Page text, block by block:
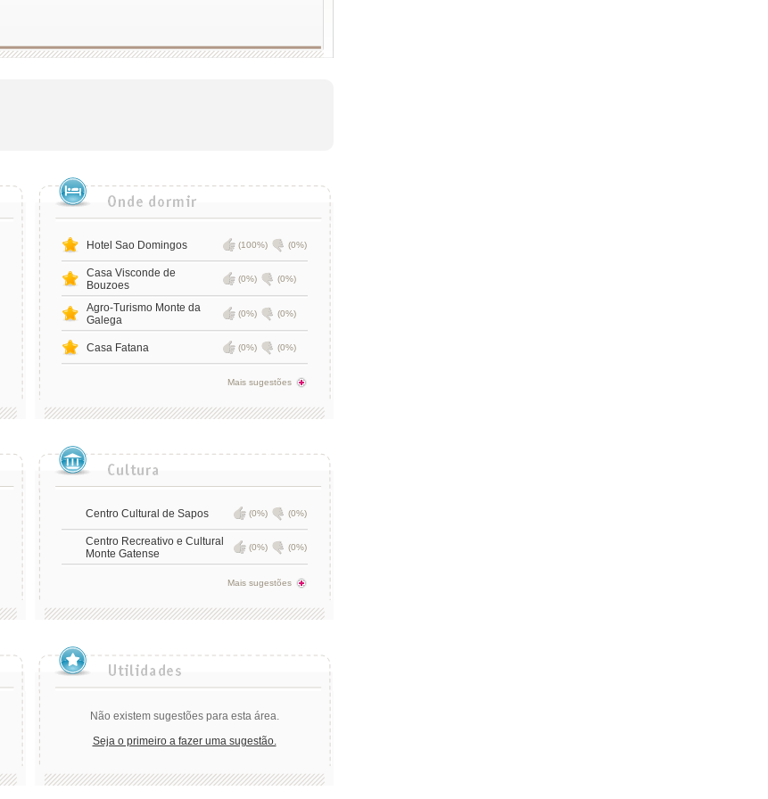
Hotel Sao Domingos (100%) (0%)
Casa Visconde de
Bouzoes
(0%) (0%)
Agro-Turismo Monte da
Galega
(0%) (0%)
Casa Fatana (0%) (0%)
Mais sugestões
Centro Cultural de Sapos (0%) (0%)
Centro Recreativo e Cultural
Monte Gatense
(0%) (0%)
Mais sugestões
Não existem sugestões para esta área.
Seja o primeiro a fazer uma sugestão.